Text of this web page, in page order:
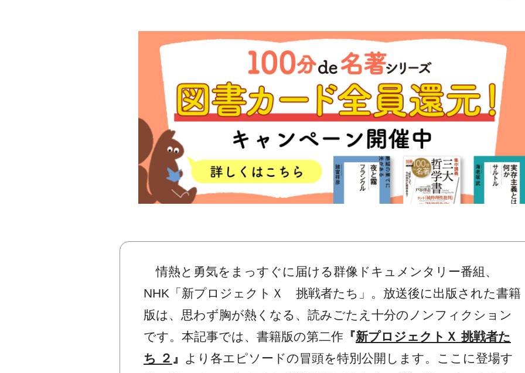
情熱と勇気をまっすぐに届ける群像ドキュメンタリー番組、
NHK「新プロジェクトＸ 挑戦者たち」。放送後に出版された書籍
版は、思わず胸が熱くなる、読みごたえ十分のノンフィクション
です。本記事では、書籍版の第二作 『新プロジェクトＸ 挑戦者た
ち ２ 』
より各エピソードの冒頭を特別公開します。ここに登場す